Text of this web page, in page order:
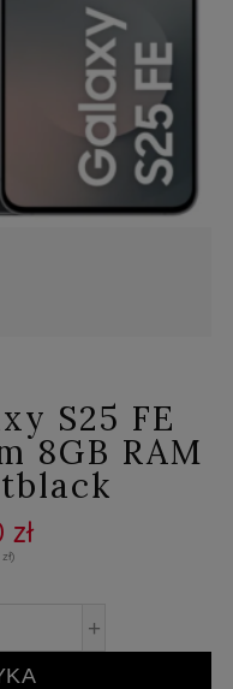
S25 FE
8GB RAM
+